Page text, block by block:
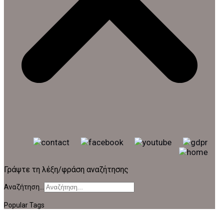
Γράψτε τη λέξη/φράση αναζήτησης
Αναζήτηση...
Popular Tags